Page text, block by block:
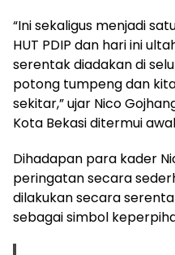
“Ini sekaligus menjadi
HUT PDIP dan hari ini
serentak diadakan di
potong tumpeng dan
sekitar,” ujar Nico
Kota Bekasi ditermui
Dihadapan para kader
peringatan secara
dilakukan secara
sebagai simbol